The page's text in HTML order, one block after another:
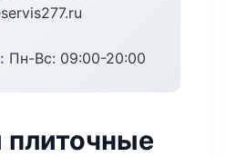
Пн-Вс: 09:00-20:00